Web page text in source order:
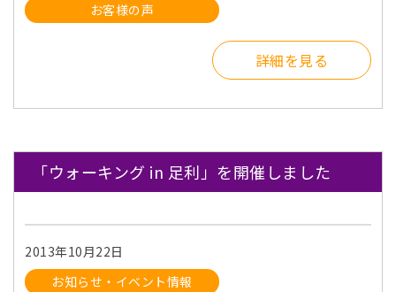
お客様の声
詳細を見る
「ウォーキング in 足利」を開催しました
2013年10月22日
お知らせ・イベント情報